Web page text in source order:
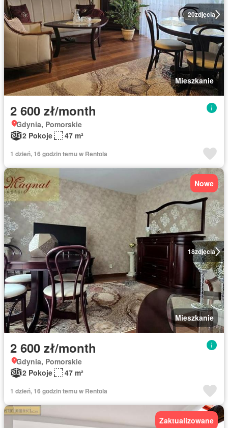
20zdjęcia
Mieszkanie
2 600 zł/month
Gdynia, Pomorskie
2 Pokoje
47 m²
1 dzień, 16 godzin temu w Rentola
18zdjęcia
Nowe
Mieszkanie
2 600 zł/month
Gdynia, Pomorskie
2 Pokoje
47 m²
1 dzień, 16 godzin temu w Rentola
Zaktualizowane